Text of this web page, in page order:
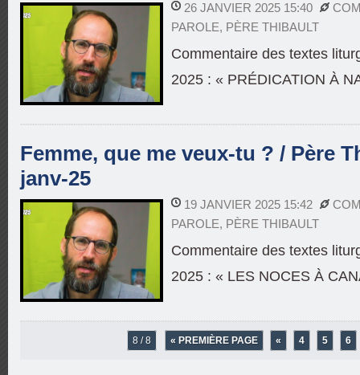
26 JANVIER 2025 15:40
PAROLE, PÈRE THIBAULT
Commentaire des textes
2025 : « PRÉDICATION À
Femme, que me veux-tu ? / Père
janv-25
19 JANVIER 2025 15:42
PAROLE, PÈRE THIBAULT
Commentaire des textes
2025 : « LES NOCES À
8 / 8 « PREMIÈRE PAGE « 4 5 6